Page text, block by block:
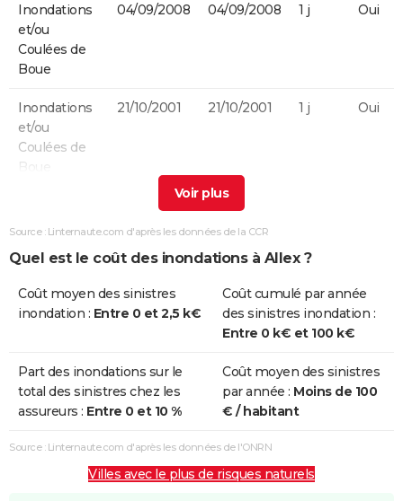
Inondations
et/ou
Coulées de
Boue
04/09/2008 04/09/2008 1 j Oui
Inondations
et/ou
Coulées de
Boue
21/10/2001 21/10/2001 1 j Oui
et/ou
Boue
05/01/1994 15/01/1994
Inondations
et/ou
02/10/1993 15/10/1993 14 j Oui
Inondations
et/ou
Coulées de
30/09/1993 01/10/1993 2 j Oui
Source : Linternaute.com d'après les données de la CCR
Quel est le coût des inondations à Allex ?
Coût moyen des sinistres
inondation : Entre 0 et 2,5 k€
Coût cumulé par année
des sinistres inondation :
Entre 0 k€ et 100 k€
Part des inondations sur le
total des sinistres chez les
assureurs : Entre 0 et 10 %
Coût moyen des sinistres
par année : Moins de 100
€ / habitant
Source : Linternaute.com d'après les données de l'ONRN
Villes avec le plus de risques naturels